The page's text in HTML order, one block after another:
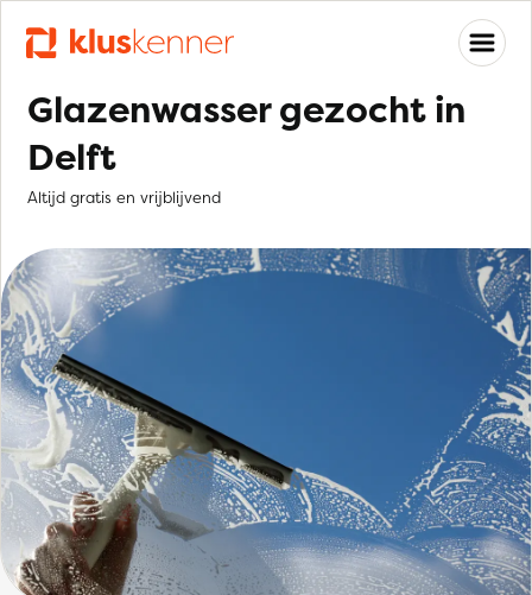
Glazenwasser gezocht in
Delft
Altijd gratis en vrijblijvend